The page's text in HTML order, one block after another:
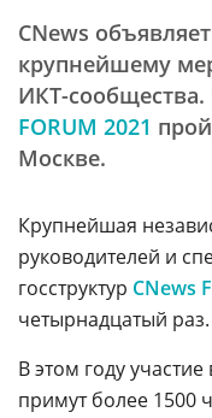
CNews
крупнейшему
ИКТ-
FORUM 2021
Москве.
Крупнейшая
руководителей и
госструктур CNews
четырнадцатый раз.
В этом году участие
примут более 1500